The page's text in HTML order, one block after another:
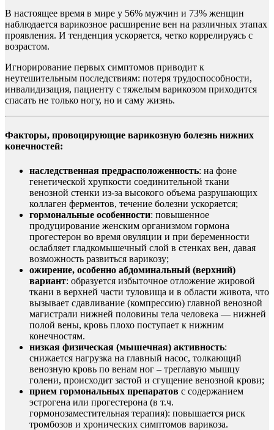
В настоящее время в мире у 56% мужчин и 73% женщин
наблюдается варикозное расширение вен на различных этапах
проявления. И тенденция ускоряется, четко коррелируясь с
возрастом.
Игнорирование первых симптомов приводит к
неутешительным последствиям: потеря трудоспособности,
инвалидизация, пациенту с тяжелым варикозом приходится
спасать не только ногу, но и саму жизнь.
Факторы, провоцирующие варикозную болезнь нижних
конечностей:
наследственная предрасположенность: на фоне
генетической хрупкости соединительной ткани
венозной стенки из-за высокого объема разрушающих
коллаген ферментов, течение болезни ускоряется;
гормональные особенности: повышенное
продуцирование женским организмом гормона
прогестерон во время овуляции и при беременности
ослабляет гладкомышечный слой в стенках вен, давая
возможность развиться варикозу;
ожирение, особенно абдоминальный (верхний)
вариант: образуется избыточное отложение жировой
ткани в верхней части туловища и в области живота, что
вызывает сдавливание (компрессию) главной венозной
магистрали нижней половины тела человека — нижней
полой вены, кровь плохо поступает к нижним
конечностям.
низкая физическая (мышечная) активность:
снижается нагрузка на главный насос, толкающий
венозную кровь по венам ног – треглавую мышцу
голени, происходит застой и сгущение венозной крови;
прием гормональных препаратов с содержанием
эстрогена или прогестерона (в т.ч.
гормонозаместительная терапия): повышается риск
тромбозов и хронических симптомов варикоза.